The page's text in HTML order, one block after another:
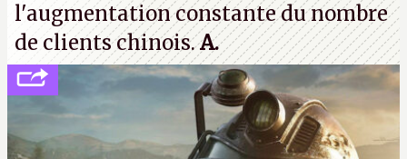
l'augmentation constante du nombre
de clients chinois.A.